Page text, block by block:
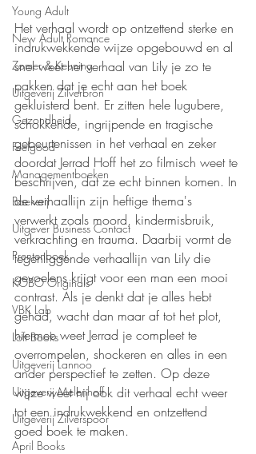
Young Adult
New Adult Romance
Zomer & Keuning
Uitgeverij Zilverbron
Gezondheid
Feelgood
Managementboeken
Boekerij
Uitgever Business Contact
Prentenboek
KOBO Originals
VBK Lab
Loft Books
Uitgeverij Lannoo
Uitgeverij Melenhoff
Uitgeverij Zilverspoor
April Books
Het verhaal wordt op ontzettend sterke en
indrukwekkende wijze opgebouwd en al
snel weet het verhaal van Lily je zo te
pakken dat je echt aan het boek
gekluisterd bent. Er zitten hele lugubere,
schokkende, ingrijpende en tragische
gebeurtenissen in het verhaal en zeker
doordat Jerrad Hoff het zo filmisch weet te
beschrijven, dat ze echt binnen komen. In
de verhaallijn zijn heftige thema's
verwerkt zoals moord, kindermisbruik,
verkrachting en trauma. Daarbij vormt de
tegenliggende verhaallijn van Lily die
gevoelens krijgt voor een man een mooi
contrast. Als je denkt dat je alles hebt
gehad, wacht dan maar af tot het plot,
hiermee weet Jerrad je compleet te
overrompelen, shockeren en alles in een
ander perspectief te zetten. Op deze
wijze weet hij ook dit verhaal echt weer
tot een indrukwekkend en ontzettend
goed boek te maken.